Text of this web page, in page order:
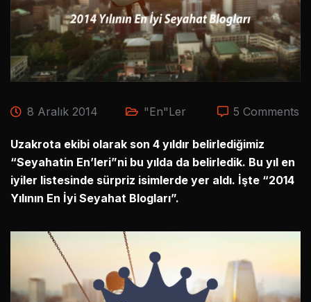
8 Aralık 2014 "En"ler 5 Comments
Uzakrota ekibi olarak son 4 yıldır belirlediğimiz
“Seyahatin En’leri”ni bu yılda da belirledik. Bu yıl en
iyiler listesinde sürpriz isimlerde yer aldı. İşte “2014
Yılının En İyi Seyahat Blogları”.